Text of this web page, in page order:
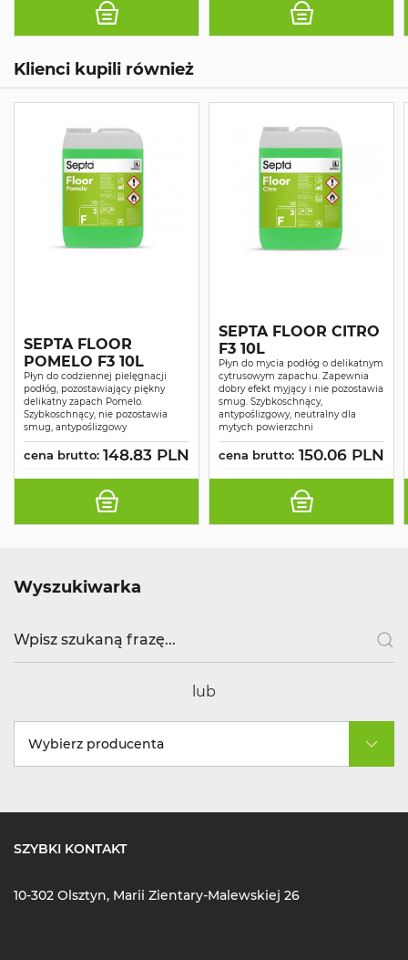
Klienci kupili również
SEPTA FLOOR
POMELO F3 10L
Płyn do codziennej pielęgnacji
podłóg, pozostawiający piękny
delikatny zapach Pomelo.
Szybkoschnący, nie pozostawia
smug, antypoślizgowy
cena brutto: 148.83 PLN
SEPTA FLOOR CITRO
F3 10L
Płyn do mycia podłóg o delikatnym
cytrusowym zapachu. Zapewnia
dobry efekt myjący i nie pozostawia
smug. Szybkoschnący,
antypoślizgowy, neutralny dla
mytych powierzchni
cena brutto: 150.06 PLN
Wyszukiwarka
lub
Wybierz producenta
SZYBKI KONTAKT
10-302 Olsztyn, Marii Zientary-Malewskiej 26